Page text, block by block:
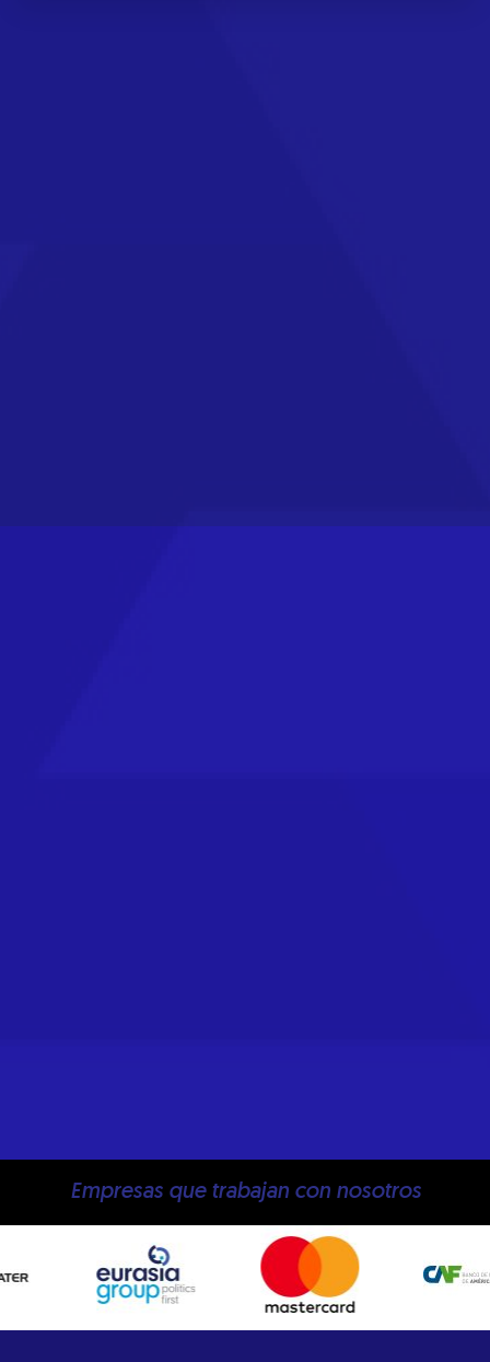
Empresas que trabajan con nosotros